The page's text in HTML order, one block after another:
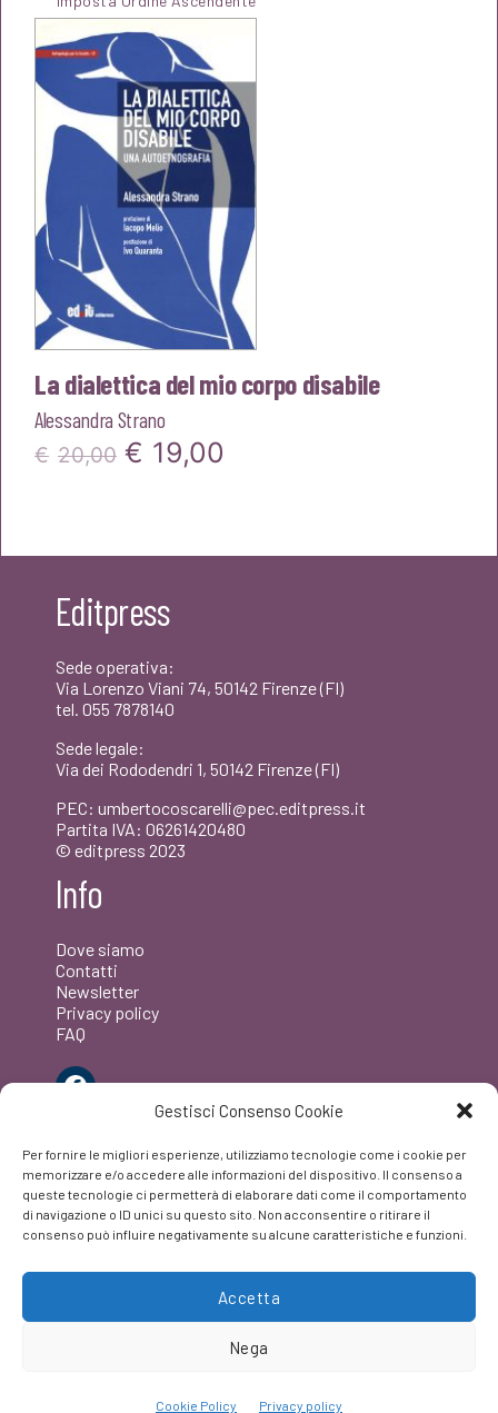
Gestisci Consenso Cookie
Per fornire le migliori esperienze, utilizziamo tecnologie come i cookie per
memorizzare e/o accedere alle informazioni del dispositivo. Il consenso a
queste tecnologie ci permetterà di elaborare dati come il comportamento
di navigazione o ID unici su questo sito. Non acconsentire o ritirare il
consenso può influire negativamente su alcune caratteristiche e funzioni.
Accetta
Nega
Cookie Policy Privacy policy
La dialettica del mio corpo disabile
Alessandra Strano
€ 20,00 Il
€20,00.
€ 19,00
Editpress
Sede operativa:
Via Lorenzo Viani 74, 50142 Firenze (FI)
tel. 055 7878140
Sede legale:
Via dei Rododendri 1, 50142 Firenze (FI)
PEC: umbertocoscarelli@pec.editpress.it
Partita IVA: 06261420480
© editpress 2023
Info
Dove siamo
Contatti
Newsletter
Privacy policy
FAQ